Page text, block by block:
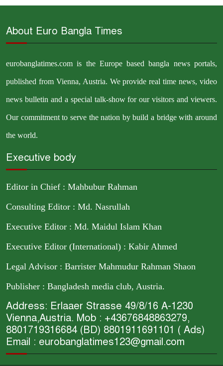
About Euro Bangla Times
eurobanglatimes.com is the Europe based bangla news portals,
published from Vienna, Austria. We provide real time news, video
news bulletin and a special talk-show for our visitors and viewers.
Our commitment to serve the nation by build a bridge with around
the world.
Executive body
Editor in Chief : Mahbubur Rahman
Consulting Editor : Md. Nasrullah
Executive Editor : Md. Maidul Islam Khan
Executive Editor (International) : Kabir Ahmed
Legal Advisor : Barrister Mahmudur Rahman Shaon
Publisher : Bangladesh media club, Austria.
Address: Erlaaer Strasse 49/8/16 A-1230
Vienna,Austria. Mob : +43676848863279,
8801719316684 (BD) 8801911691101 ( Ads)
Email : eurobanglatimes123@gmail.com